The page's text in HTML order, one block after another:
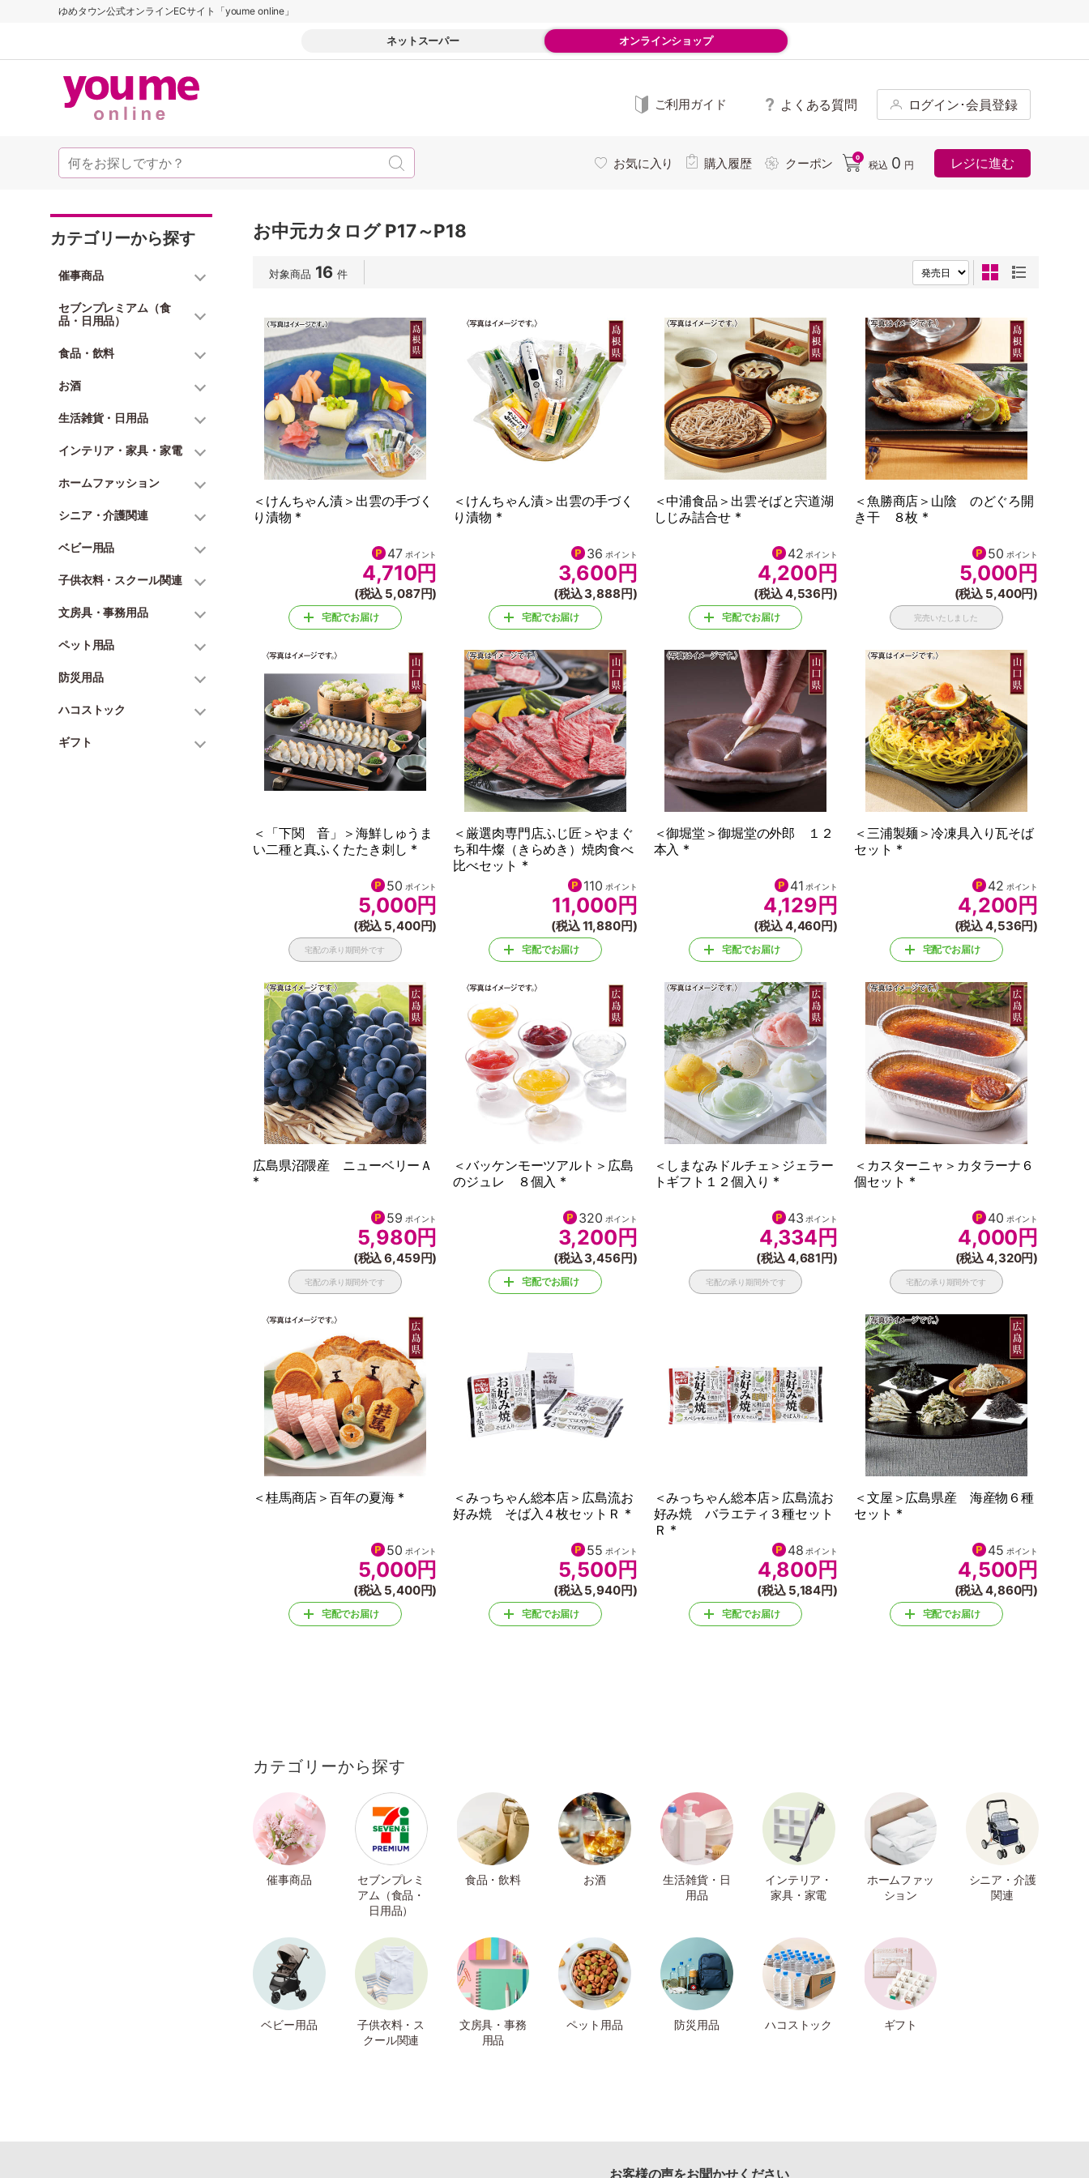
ゆめタウン公式オンラインECサイト「youme online」
ネットスーパー オンラインショップ
ご利用ガイド よくある質問 ログイン･会員登録
お気に入り 購入履歴 クーポン 0
税込 0 円 レジに進む
カテゴリーから探す
催事商品
セブンプレミアム（食
品・日用品）
食品・飲料
お酒
生活雑貨・日用品
インテリア・家具・家電
ホームファッション
シニア・介護関連
ベビー用品
子供衣料・スクール関連
文房具・事務用品
ペット用品
防災用品
ハコストック
ギフト
お中元カタログ P17～P18
対象商品 16 件
＜けんちゃん漬＞出雲の手づく
り漬物 *
47 ポイント
4,710円
(税込 5,087円)
宅配でお届け
＜けんちゃん漬＞出雲の手づく
り漬物 *
36 ポイント
3,600 円
(税込 3,888円)
宅配でお届け
＜中浦食品＞出雲そばと宍道湖
しじみ詰合せ *
42 ポイント
4,200 円
(税込 4,536円)
宅配でお届け
＜魚勝商店＞山陰 のどぐろ開
き干 ８枚 *
50 ポイント
5,000 円
(税込 5,400円)
完売いたしました
＜「下関 音」＞海鮮しゅうま
い二種と真ふくたたき刺し *
50 ポイント
5,000円
(税込 5,400円)
宅配の承り期間外です
＜厳選肉専門店ふじ匠＞やまぐ
ち和牛燦（きらめき）焼肉食べ
比べセット *
110 ポイント
11,000 円
(税込 11,880円)
宅配でお届け
＜御堀堂＞御堀堂の外郎 １２
本入 *
41 ポイント
4,129 円
(税込 4,460円)
宅配でお届け
＜三浦製麺＞冷凍具入り瓦そば
セット *
42 ポイント
4,200 円
(税込 4,536円)
宅配でお届け
広島県沼隈産 ニューベリーＡ
*
59 ポイント
5,980円
(税込 6,459円)
宅配の承り期間外です
＜バッケンモーツアルト＞広島
のジュレ ８個入 *
320 ポイント
3,200 円
(税込 3,456円)
宅配でお届け
＜しまなみドルチェ＞ジェラー
トギフト１２個入り *
43 ポイント
4,334 円
(税込 4,681円)
宅配の承り期間外です
＜カスターニャ＞カタラーナ６
個セット *
40 ポイント
4,000 円
(税込 4,320円)
宅配の承り期間外です
＜桂馬商店＞百年の夏海 *
50 ポイント
5,000円
(税込 5,400円)
宅配でお届け
＜みっちゃん総本店＞広島流お
好み焼 そば入４枚セットＲ *
55 ポイント
5,500 円
(税込 5,940円)
宅配でお届け
＜みっちゃん総本店＞広島流お
好み焼 バラエティ３種セット
Ｒ *
48 ポイント
4,800 円
(税込 5,184円)
宅配でお届け
＜文屋＞広島県産 海産物６種
セット *
45 ポイント
4,500 円
(税込 4,860円)
宅配でお届け
カテゴリーから探す
催事商品
セブンプレミ
アム（食品・
日用品）
食品・飲料 お酒
生活雑貨・日
用品
インテリア・
家具・家電
ホームファッ
ション
シニア・介護
関連
ベビー用品
子供衣料・ス
クール関連
文房具・事務
用品
ペット用品 防災用品 ハコストック ギフト
お客様の声をお聞かせください